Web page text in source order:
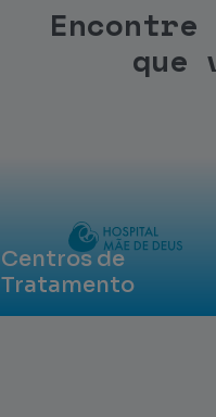
que
Centros de
Tratamento